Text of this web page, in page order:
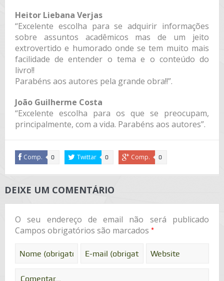
Heitor Liebana Verjas
“Excelente escolha para se adquirir informações
sobre assuntos acadêmicos mas de um jeito
extrovertido e humorado onde se tem muito mais
facilidade de entender o tema e o conteúdo do
livro!!
Parabéns aos autores pela grande obra!!”.
João Guilherme Costa
“Excelente escolha para os que se preocupam,
principalmente, com a vida. Parabéns aos autores”.
Comp. 0 Twittar 0 Comp. 0
DEIXE UM COMENTÁRIO
O seu endereço de email não será publicado
Campos obrigatórios são marcados *